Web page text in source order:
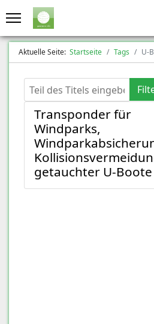
Aktuelle Seite: Startseite Tags U-
Teil des Titels eingeben
Transponder für
Windparks,
getauchter U-Boote